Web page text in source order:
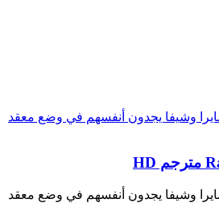
وشيفا يجدون أنفسهم في وضع معقد
وشيفا يجدون أنفسهم في وضع معقد